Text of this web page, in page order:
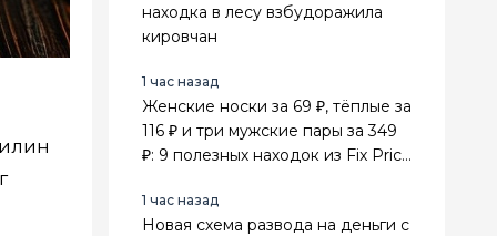
находка в лесу взбудоражила
кировчан
1 час назад
Женские носки за 69 ₽, тёплые за
116 ₽ и три мужские пары за 349
₽: 9 полезных находок из Fix Price
1 час назад
Новая схема развода на деньги с